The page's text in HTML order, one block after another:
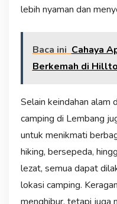
lebih nyaman dan
Baca ini Cahaya
Berkemah di
Selain keindahan alam
camping di Lembang
untuk menikmati
hiking, bersepeda,
lezat, semua dapat
lokasi camping.